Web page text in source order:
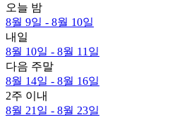
오늘 밤
8월 9일 - 8월 10일
내일
8월 10일 - 8월 11일
다음 주말
8월 14일 - 8월 16일
2주 이내
8월 21일 - 8월 23일